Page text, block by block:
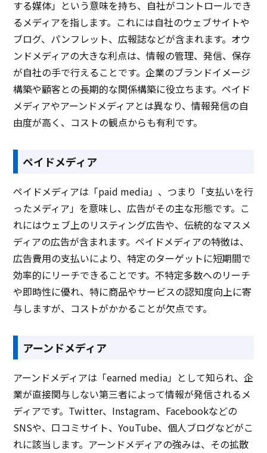
する媒体」という意味を持ち、自社がコントロールでき
るメディアを指します。これには自社のウェブサイトや
ブログ、パンフレット、広報誌などが含まれます。オウ
ンドメディアの大きな利点は、情報の管理、発信、保存
が自社の手で行えることです。企業のブランドイメージ
構築や顧客との長期的な関係構築に役立ちます。ペイド
メディアやアーンドメディアとは異なり、情報発信の自
由度が高く、コストの観点からも有利です。
ペイドメディア
ペイドメディアは「paid media」、つまり「支払いを行
ったメディア」を意味し、広告がその主な形態です。こ
れにはウェブ上のリスティング広告や、伝統的なマスメ
ディアの広告が含まれます。ペイドメディアの特徴は、
広告費用の支払いにより、特定のターゲットに短期間で
効率的にリーチできることです。不特定多数へのリーチ
や即時性に優れ、特に商品やサービスの認知度向上に寄
与しますが、コストがかかることが欠点です。
アーンドメディア
アーンドメディアは「earned media」として知られ、企
業が直接関与しない第三者によって情報が発信されるメ
ディアです。Twitter、Instagram、Facebookなどの
SNSや、口コミサイト、YouTube、個人ブログなどがこ
れに該当します。アーンドメディアの強みは、その拡散